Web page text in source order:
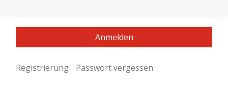
Registrierung Passwort vergessen